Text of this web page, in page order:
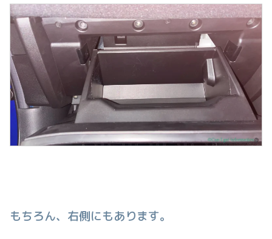
もちろん、右側にもあります。